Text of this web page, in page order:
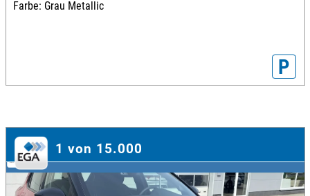
Farbe: Grau Metallic
P
1 von 15.000